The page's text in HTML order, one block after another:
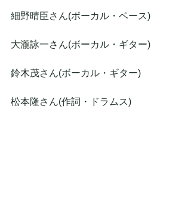
細野晴臣さん(ボーカル・ベース)
大瀧詠一さん(ボーカル・ギター)
鈴木茂さん(ボーカル・ギター)
松本隆さん(作詞・ドラムス)